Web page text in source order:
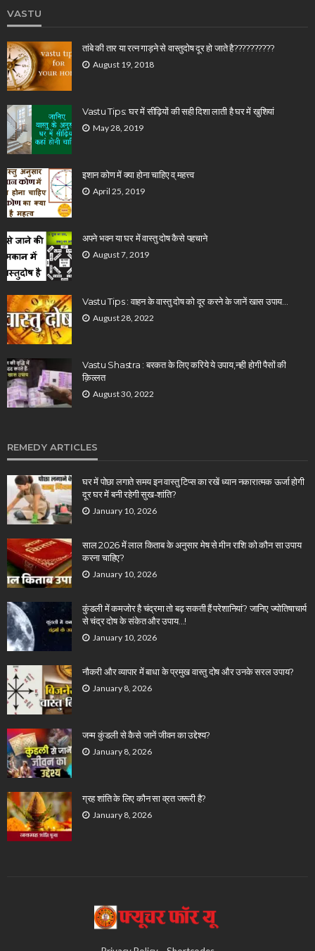
VASTU
तांबे की तार या रत्न गाड़ने से वास्तुदोष दूर हो जाते है??????????
August 19, 2018
Vastu Tips: घर में सीढ़ियों की सही दिशा लाती है घर में खुशियां
May 28, 2019
इशान कोण में क्या होना चाहिए व् महत्त्व
April 25, 2019
अपने भवन या घर में वास्तु दोष कैसे पहचाने
August 7, 2019
Vastu Tips : वाहन के वास्तु दोष को दूर करने के जानें खास उपाय…
August 28, 2022
Vastu Shastra : बरकत के लिए करिये ये उपाय,नही होगी पैसों की
क़िल्लत
August 30, 2022
REMEDY ARTICLES
घर में पोछा लगाते समय इन वास्तु टिप्स का रखें ध्यान नकारात्मक ऊर्जा होगी
दूर घर में बनी रहेगी सुख-शांति?
January 10, 2026
साल 2026 में लाल किताब के अनुसार मेष से मीन राशि को कौन सा उपाय
करना चाहिए?
January 10, 2026
कुंडली में कमजोर है चंद्रमा तो बढ़ सकती हैं परेशानियां? जानिए ज्योतिषाचार्य
से चंद्र दोष के संकेत और उपाय…!
January 10, 2026
नौकरी और व्यापार में बाधा के प्रमुख वास्तु दोष और उनके सरल उपाय?
January 8, 2026
जन्म कुंडली से कैसे जानें जीवन का उद्देश्य?
January 8, 2026
ग्रह शांति के लिए कौन सा व्रत जरूरी है?
January 8, 2026